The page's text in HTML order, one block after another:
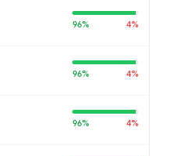
96% 4%
96% 4%
96% 4%